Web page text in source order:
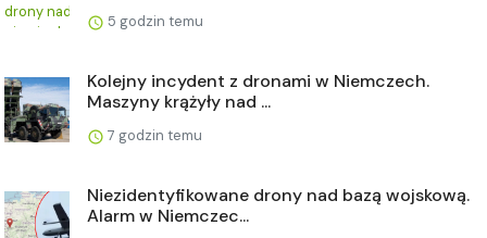
5 godzin temu
Kolejny incydent z dronami w Niemczech.
Maszyny krążyły nad ...
7 godzin temu
Niezidentyfikowane drony nad bazą wojskową.
Alarm w Niemczec...